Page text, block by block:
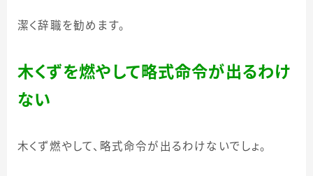
潔く辞職を勧めます。
木くずを燃やして略式命令が出るわけ
ない
木くず燃やして、略式命令が出るわけないでしょ。